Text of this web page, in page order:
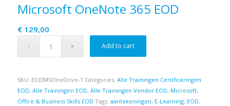
Microsoft OneNote 365 EOD
€129,00
Add to cart
SKU: EODMSOneDrive-1 Categories: Alle Trainingen Certificeringen
EOD, Alle Trainingen EOD, Alle Trainingen Vendor EOD, Microsoft,
Office & Business Skills EOD Tags: aantekeningen, E-Learning, EOD,